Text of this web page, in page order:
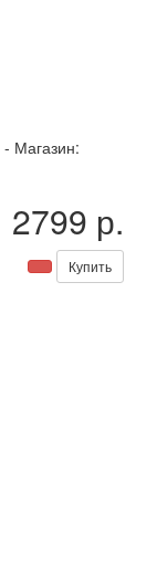
- Магазин:
2799 р.
Купить